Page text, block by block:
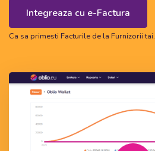
Integreaza cu e-Factura
Ca sa primesti Facturile de la Furnizorii tai.